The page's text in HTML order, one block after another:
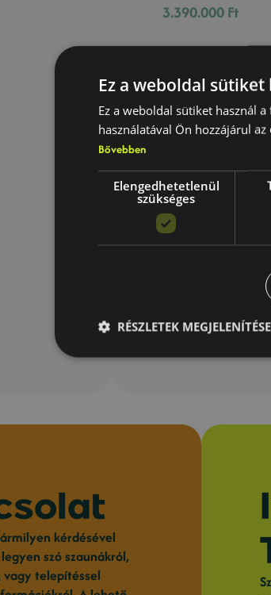
3.390.000Ft
Lux-Qube
4,4 m
kérdésével
szó szaunákról,
telepítéssel
Ez a weboldal sütiket
Ez a weboldal sütiket használ
használatával Ön hozzájárul
Bővebben
Elengedhetetlenül
szükséges
RÉSZLETEK MEGJELENÍTÉSE